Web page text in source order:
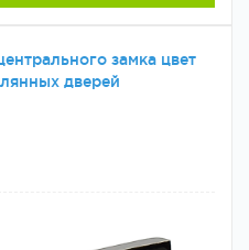
замка цвет
дверей